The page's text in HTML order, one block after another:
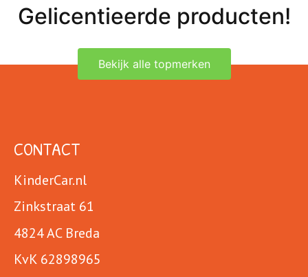
Gelicentieerde producten!
Bekijk alle topmerken
CONTACT
KinderCar.nl
Zinkstraat 61
4824 AC Breda
KvK 62898965